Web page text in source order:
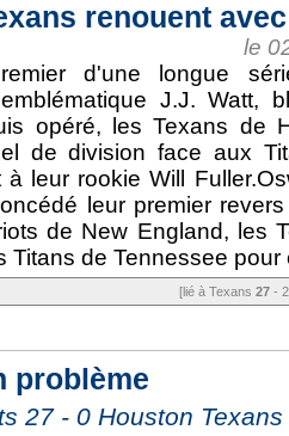
renouent
le
d'une longue
J.J. Watt,
opéré, les Texans de
de division face aux
à leur rookie Will
leur premier
de New England, les
Titans de Tennessee pour
[lié à Texans 27 -
problème
27 - 0 Houston Texans